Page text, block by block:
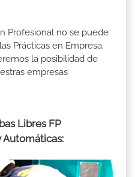
Profesional no se puede
Prácticas en Empresa.
la posibilidad de
empresas
Libres FP
Automáticas: